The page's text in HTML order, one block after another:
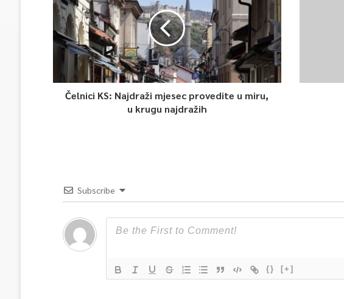
Čelnici KS: Najdraži mjesec provedite u miru,
u krugu najdražih
Subscribe
{} [+]